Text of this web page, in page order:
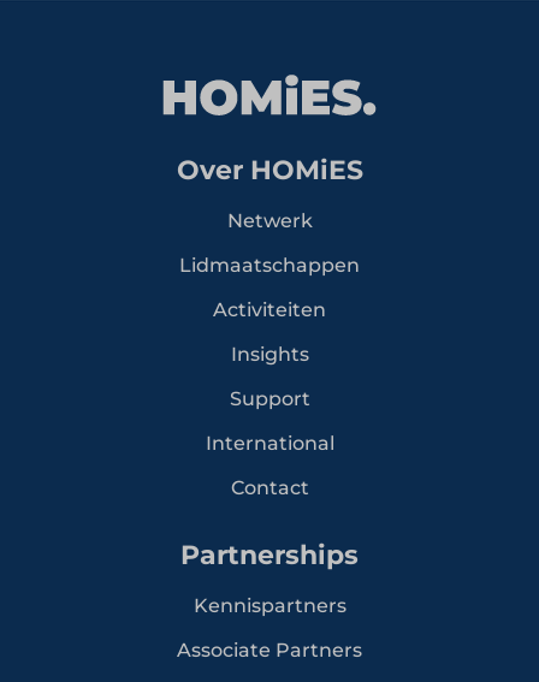
Over HOMiES
Netwerk
Lidmaatschappen
Activiteiten
Insights
Support
International
Contact
Partnerships
Kennispartners
Associate Partners